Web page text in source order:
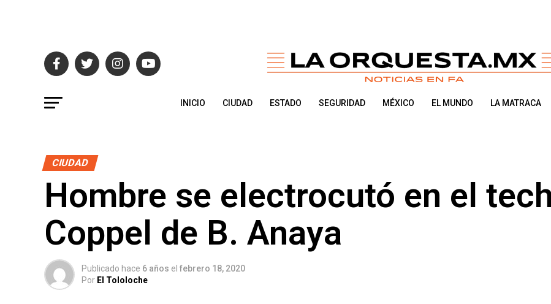
INICIO CIUDAD ESTADO SEGURIDAD MÉXICO EL MUNDO LA MATRACA
CIUDAD
Hombre se electrocutó en el
Coppel de B. Anaya
Publicado hace 6 años el febrero 18, 2020
Por El Tololoche